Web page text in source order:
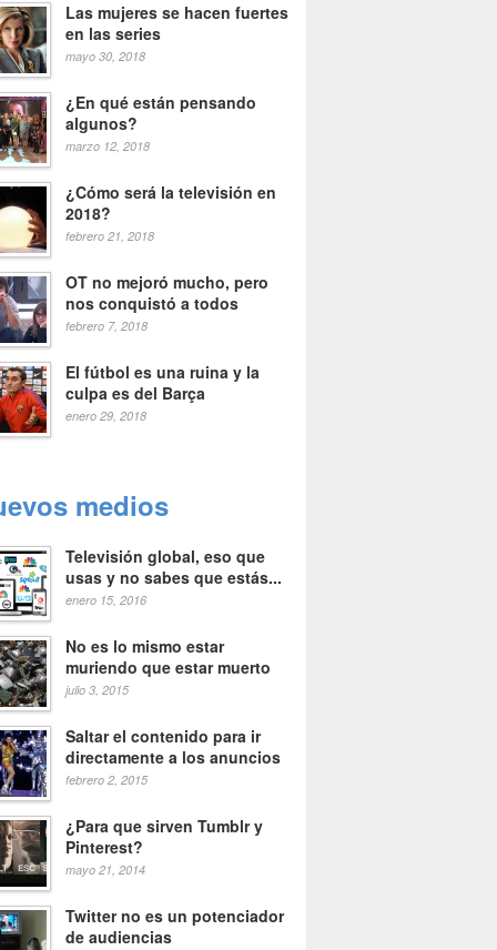
Las mujeres se hacen fuertes
en las series
mayo 30, 2018
¿En qué están pensando
algunos?
marzo 12, 2018
¿Cómo será la televisión en
2018?
febrero 21, 2018
OT no mejoró mucho, pero
nos conquistó a todos
febrero 7, 2018
El fútbol es una ruina y la
culpa es del Barça
enero 29, 2018
medios
Televisión global, eso que
usas y no sabes que estás...
enero 15, 2016
No es lo mismo estar
muriendo que estar muerto
julio 3, 2015
Saltar el contenido para ir
directamente a los anuncios
febrero 2, 2015
¿Para que sirven Tumblr y
Pinterest?
mayo 21, 2014
Twitter no es un potenciador
de audiencias